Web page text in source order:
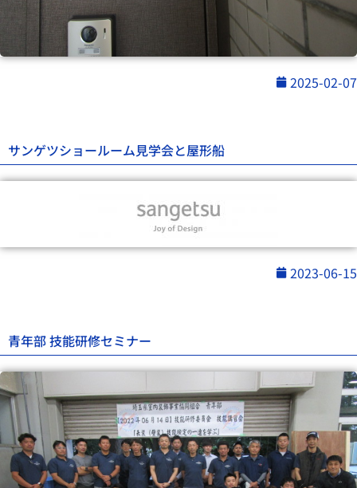
2025-02-07
サンゲツショールーム見学会と屋形船
2023-06-15
青年部 技能研修セミナー